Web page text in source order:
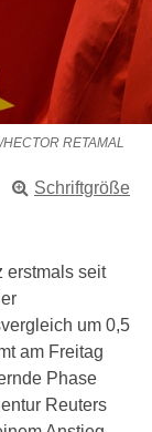
HECTOR RETAMAL
Schriftgröße
erstmals seit
um 0,5
am Freitag
Phase
Reuters